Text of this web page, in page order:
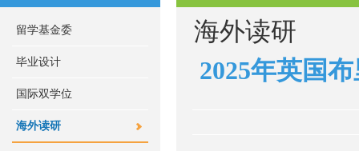
留学基金委
毕业设计
国际双学位
海外读研
海外读研
2025年英国